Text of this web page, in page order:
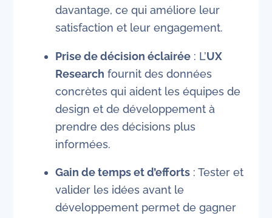
davantage, ce qui améliore leur
satisfaction et leur engagement.
Prise de décision éclairée: L’UX
Research fournit des données
concrètes qui aident les équipes de
design et de développement à
prendre des décisions plus
informées.
Gain de temps et d’efforts: Tester et
valider les idées avant le
développement permet de gagner